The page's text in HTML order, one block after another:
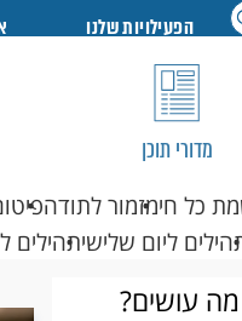
הפעילויות שלנו
מדורי תוכן
כל חימזמור לתודה
ליום שלישיתהילים
עושים?